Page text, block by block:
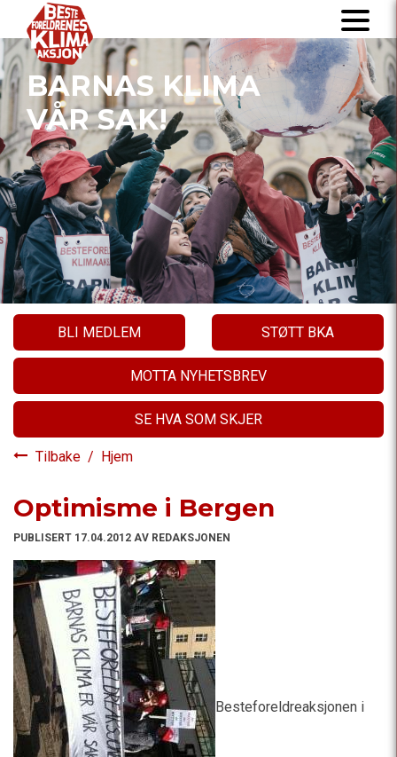
BARNAS KLIMA
VÅR SAK!
BLI MEDLEM STØTT BKA
MOTTA NYHETSBREV
SE HVA SOM SKJER
Tilbake / Hjem
Optimisme i Bergen
PUBLISERT 17.04.2012 AV REDAKSJONEN
Besteforeldreaksjonen i